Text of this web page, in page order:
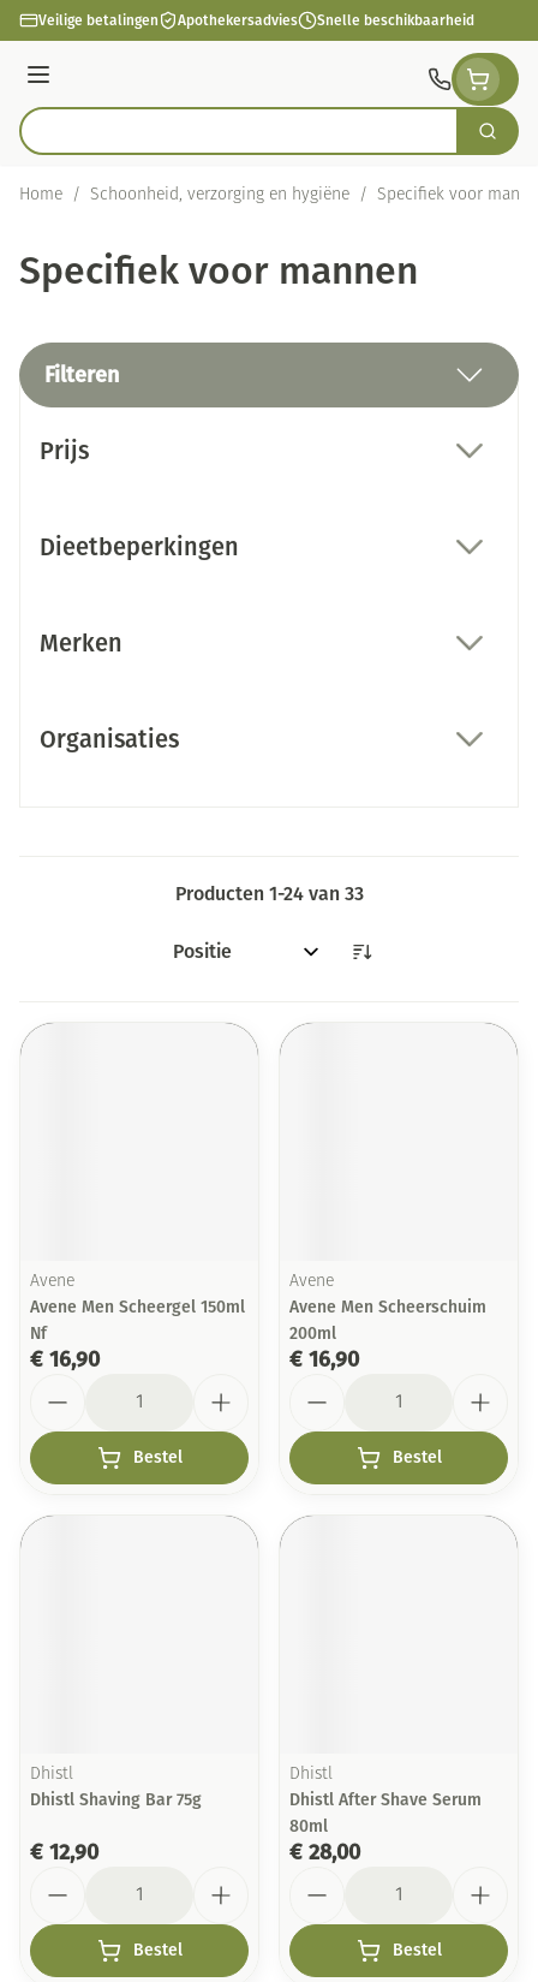
Ga naar de inhoud
Veilige betalingen Apothekersadvies Snelle beschikbaarheid
Menu
Product, merk, categorie... Zoek
Home / Schoonheid, verzorging en hygiëne / Specifiek voor
Specifiek voor mannen
Filteren
Prijs
Dieetbeperkingen
Merken
Organisaties
Producten 1-24van 33
Sorteer op:
Avene
Avene Men Scheergel 150ml
Nf
€ 16,90
Bestel
Avene
Avene Men Scheerschuim
200ml
€ 16,90
Bestel
Dhistl
Dhistl Shaving Bar 75g
€ 12,90
Bestel
Dhistl
Dhistl After Shave Serum
80ml
€ 28,00
Bestel